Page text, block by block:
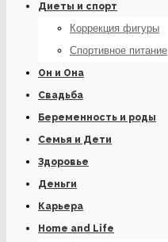
Диеты и спорт
Коррекция фигуры
Спортивное питание
Он и Она
Свадьба
Беременность и роды
Семья и Дети
Здоровье
Деньги
Карьера
Home and Life